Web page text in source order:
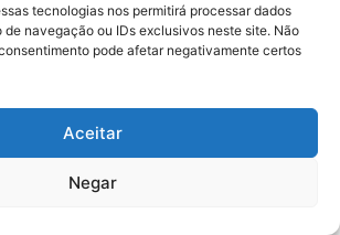
tecnologias nos permitirá processar dados
navegação ou IDs exclusivos neste site. Não
pode afetar negativamente certos
Aceitar
Negar
A caminho do trabalho
se envolve em